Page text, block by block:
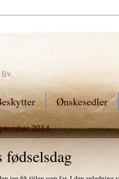
Ønskesedler
2014